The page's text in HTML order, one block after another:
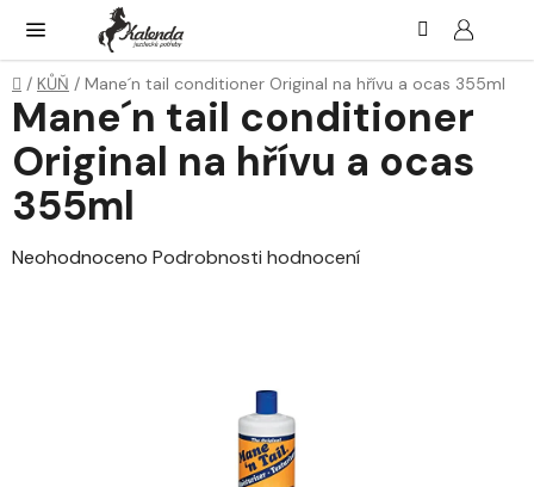
obsah
Domů
/ KŮŇ / Mane´n tail conditioner Original na hřívu a ocas 355ml
Mane´n tail conditioner
Original na hřívu a ocas
355ml
Průměrné
Neohodnoceno Podrobnosti hodnocení